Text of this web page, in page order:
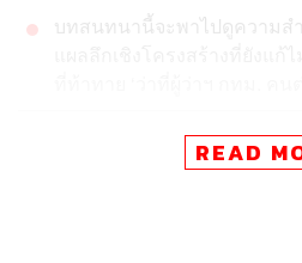
บทสนทนานี้จะพาไปดูความส
ย้อนกลับไปวันแรกที่ชัชชาติชนะก
สะท้อนให้เห็นถึงความตระหนักรู้
READ